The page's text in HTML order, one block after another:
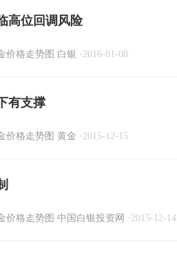
高位回调风险
价格走势图 白银 · 2016-01-08
有支撑
价格走势图 黄金 · 2015-12-15
价格走势图 中国白银投资网 · 2015-12-14